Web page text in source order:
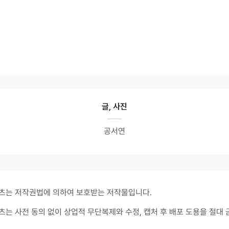
글, 사진
공서연
는 저작권법에 의하여 보호받는 저작물입니다.
는 사전 동의 없이 상업적 무단복제와 수정, 캡처 후 배포 도용을 절대